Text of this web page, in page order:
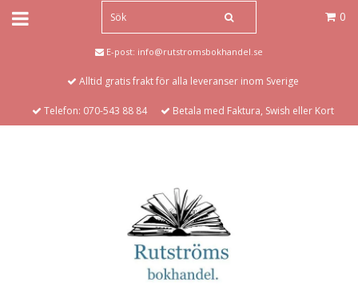
0
E-post: info@rutstromsbokhandel.se
Alltid gratis frakt för alla leveranser inom Sverige
Telefon: 070-543 88 84 Betala med Faktura, Swish eller Kort